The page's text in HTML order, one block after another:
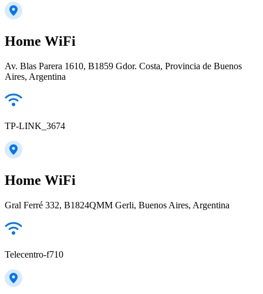
Home WiFi
Av. Blas Parera 1610, B1859 Gdor. Costa, Provincia de Buenos
Aires, Argentina
TP-LINK_3674
Home WiFi
Gral Ferré 332, B1824QMM Gerli, Buenos Aires, Argentina
Telecentro-f710